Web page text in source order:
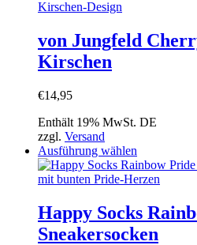
Varianten
auf.
der
werden
von Jungfeld
Kirschen
€14,95
Enthält 19% MwSt. DE
zzgl. Versand
Ausführung wählen
Produkt
weist
Varianten
auf.
Die
Happy Socks
Sneakersocken